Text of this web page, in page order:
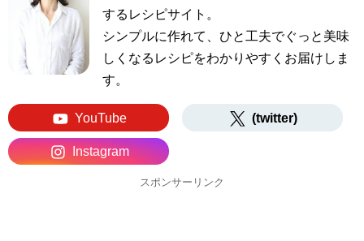
するレシピサイト。
シンプルに作れて、ひと工夫でぐっと美味
しくなるレシピをわかりやすくお届けしま
す。
YouTube (twitter)
Instagram
スポンサーリンク